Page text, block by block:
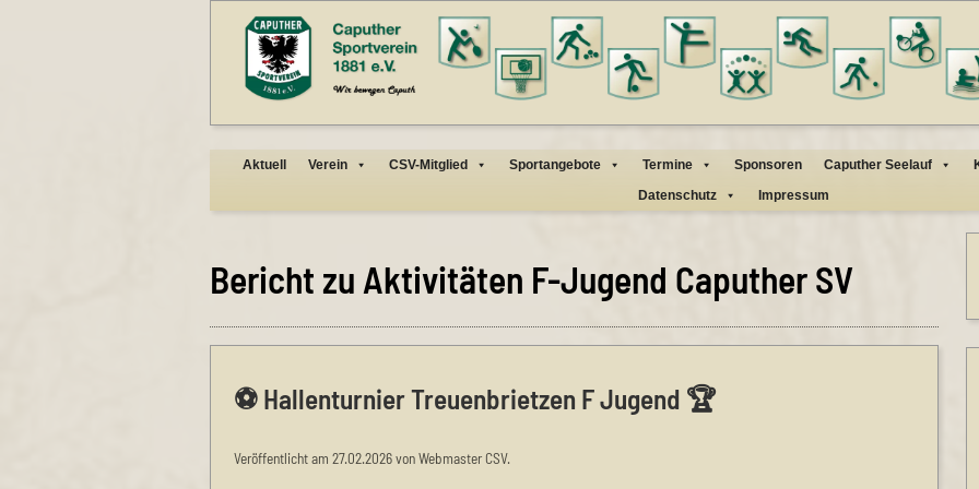
Aktuell Verein CSV-Mitglied Sportangebote Termine Sponsoren Caputher Seelauf
Datenschutz
Impressum
Bericht zu Aktivitäten F-Jugend Caputher SV
⚽ Hallenturnier Treuenbrietzen F Jugend 🏆
Veröffentlicht am 27.02.2026 von Webmaster CSV.